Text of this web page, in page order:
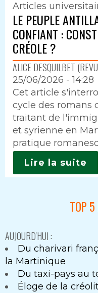
Articles
LE PEUPLE
CONFIANT :
CRÉOLE ?
ALICE DESQUILBET
25/06/2026 - 14:28
Intro
Cet article
cycle des romans
traitant de
et syrienne en
pratique
Lire la suite
TOP 5
AUJOURD'HUI :
Du charivari
la Martinique
Du taxi-pays au
Éloge de la